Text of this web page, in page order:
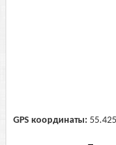
GPS координаты: